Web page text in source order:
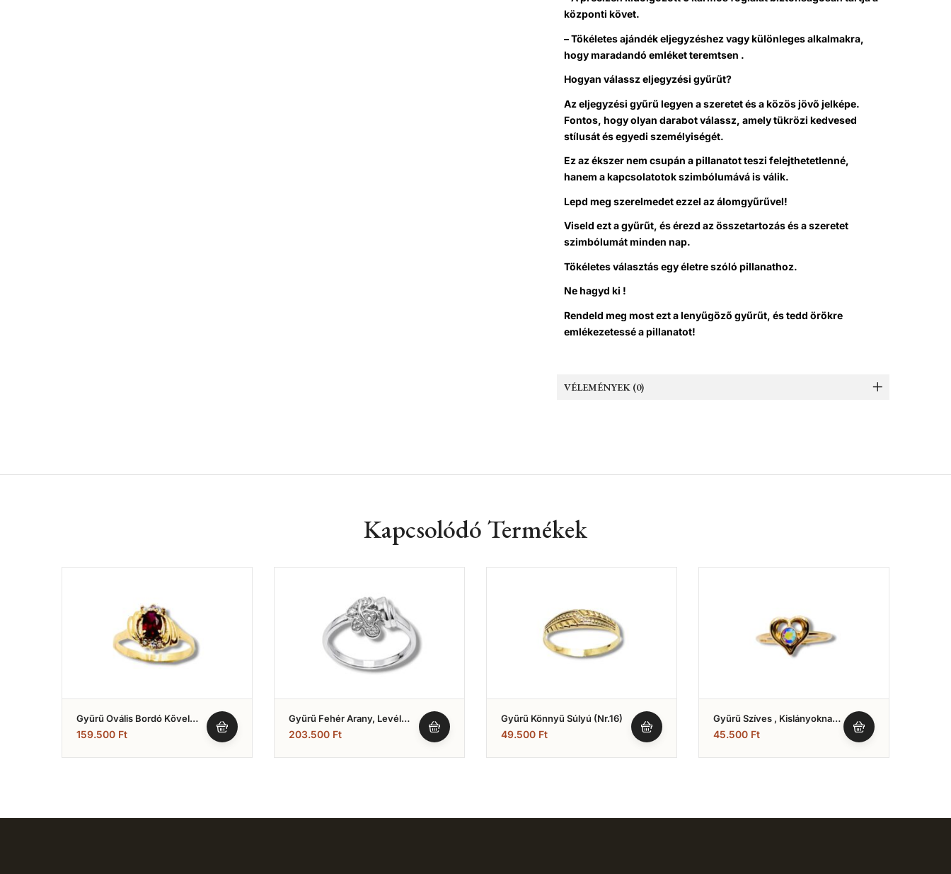
központi követ.
– Tökéletes ajándék eljegyzéshez vagy különleges alkalmakra,
hogy maradandó emléket teremtsen .
Hogyan válassz eljegyzési gyűrűt?
Az eljegyzési gyűrű legyen a szeretet és a közös jövő jelképe.
Fontos, hogy olyan darabot válassz, amely tükrözi kedvesed
stílusát és egyedi személyiségét.
Ez az ékszer nem csupán a pillanatot teszi felejthetetlenné,
hanem a kapcsolatotok szimbólumává is válik.
Lepd meg szerelmedet ezzel az álomgyűrűvel!
Viseld ezt a gyűrűt, és érezd az összetartozás és a szeretet
szimbólumát minden nap.
Tökéletes választás egy életre szóló pillanathoz.
Ne hagyd ki !
Rendeld meg most ezt a lenyűgöző gyűrűt, és tedd örökre
emlékezetessé a pillanatot!
VÉLEMÉNYEK (0)
Kapcsolódó Termékek
Gyűrű Ovális Bordó Kővel
(Nr.13)
159.500 Ft
Gyűrű Fehér Arany, Levél
Dísszel (Nr.7)
203.500 Ft
Gyűrű Könnyű Súlyú (Nr.16)
49.500 Ft
Gyűrű Szíves , Kislányoknak
(Nr.5)
45.500 Ft